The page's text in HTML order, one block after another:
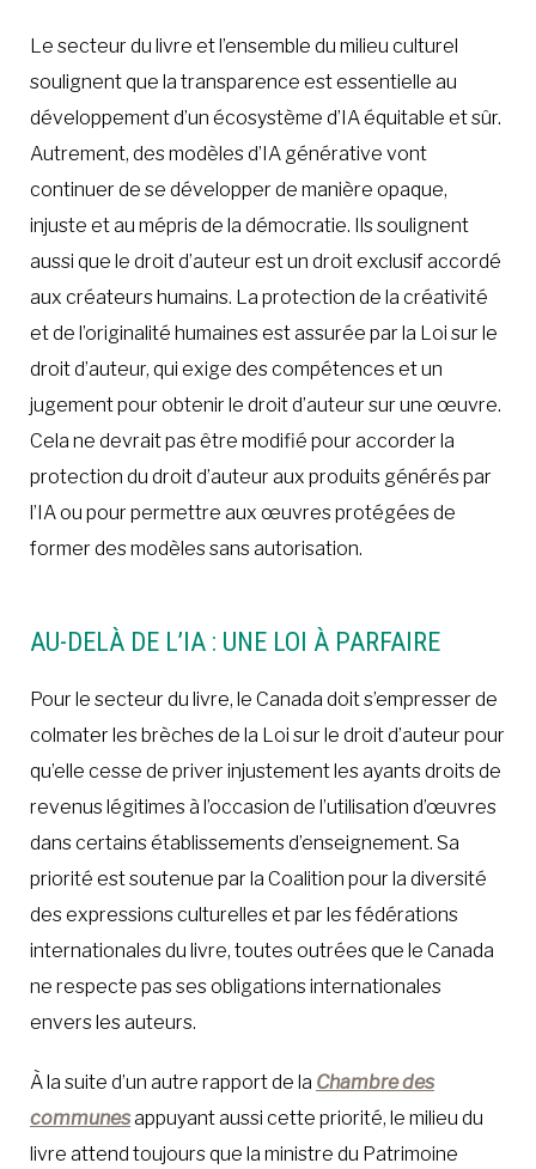
Le secteur du livre et l’ensemble du milieu culturel
soulignent que la transparence est essentielle au
développement d’un écosystème d’IA équitable et sûr.
Autrement, des modèles d’IA générative vont
continuer de se développer de manière opaque,
injuste et au mépris de la démocratie. Ils soulignent
aussi que le droit d’auteur est un droit exclusif accordé
aux créateurs humains. La protection de la créativité
et de l’originalité humaines est assurée par la Loi sur le
droit d’auteur, qui exige des compétences et un
jugement pour obtenir le droit d’auteur sur une œuvre.
Cela ne devrait pas être modifié pour accorder la
protection du droit d’auteur aux produits générés par
l’IA ou pour permettre aux œuvres protégées de
former des modèles sans autorisation.
AU-DELÀ DE L’IA : UNE LOI À PARFAIRE
Pour le secteur du livre, le Canada doit s’empresser de
colmater les brèches de la Loi sur le droit d’auteur pour
qu’elle cesse de priver injustement les ayants droits de
revenus légitimes à l’occasion de l’utilisation d’œuvres
dans certains établissements d’enseignement. Sa
priorité est soutenue par la Coalition pour la diversité
des expressions culturelles et par les fédérations
internationales du livre, toutes outrées que le Canada
ne respecte pas ses obligations internationales
envers les auteurs.
À la suite d’un autre rapport de la Chambre des
communesappuyant aussi cette priorité, le milieu du
livre attend toujours que la ministre du Patrimoine